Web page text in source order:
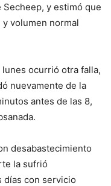
y estimó que
volumen normal
ocurrió otra falla,
nuevamente de la
antes de las 8,
desabastecimiento
la sufrió
días con servicio